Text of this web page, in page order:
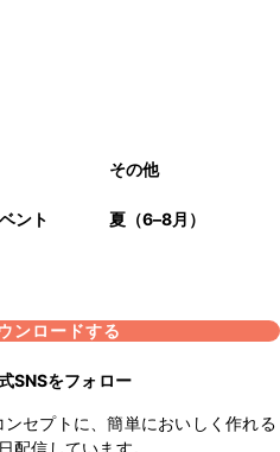
その他
ント 夏（6–8月）
ンロードする
SNSをフォロー
ンセプトに、簡単においしく作れる